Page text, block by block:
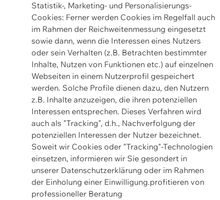
Statistik-, Marketing- und Personalisierungs-
Cookies: Ferner werden Cookies im Regelfall auch
im Rahmen der Reichweitenmessung eingesetzt
sowie dann, wenn die Interessen eines Nutzers
oder sein Verhalten (z.B. Betrachten bestimmter
Inhalte, Nutzen von Funktionen etc.) auf einzelnen
Webseiten in einem Nutzerprofil gespeichert
werden. Solche Profile dienen dazu, den Nutzern
z.B. Inhalte anzuzeigen, die ihren potenziellen
Interessen entsprechen. Dieses Verfahren wird
auch als "Tracking", d.h., Nachverfolgung der
potenziellen Interessen der Nutzer bezeichnet.
Soweit wir Cookies oder "Tracking"-Technologien
einsetzen, informieren wir Sie gesondert in
unserer Datenschutzerklärung oder im Rahmen
der Einholung einer Einwilligung.profitieren von
professioneller Beratung